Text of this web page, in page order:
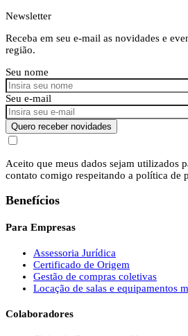
Newsletter
Receba em seu e-mail as novidades e
região.
Seu nome
Seu e-mail
Quero receber novidades
Aceito que meus dados sejam utilizados
contato comigo respeitando a política de
Benefícios
Para Empresas
Assessoria Jurídica
Certificado de Origem
Gestão de compras coletivas
Locação de salas e equipamentos
Colaboradores